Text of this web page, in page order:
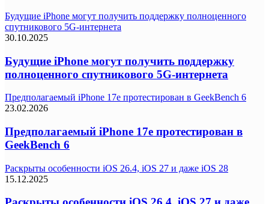
Будущие iPhone могут получить поддержку полноценного
спутникового 5G-интернета
30.10.2025
Будущие iPhone могут получить поддержку
полноценного спутникового 5G-интернета
Предполагаемый iPhone 17e протестирован в GeekBench 6
23.02.2026
Предполагаемый iPhone 17e протестирован в
GeekBench 6
Раскрыты особенности iOS 26.4, iOS 27 и даже iOS 28
15.12.2025